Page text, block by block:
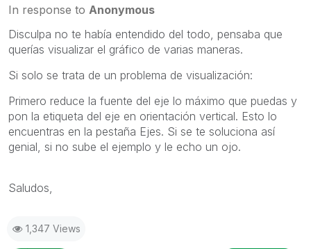
In response to Anonymous
Disculpa no te había entendido del todo, pensaba que
querías visualizar el gráfico de varias maneras.
Si solo se trata de un problema de visualización:
Primero reduce la fuente del eje lo máximo que puedas y
pon la etiqueta del eje en orientación vertical. Esto lo
encuentras en la pestaña Ejes. Si se te soluciona así
genial, si no sube el ejemplo y le echo un ojo.
Saludos,
1,347 Views